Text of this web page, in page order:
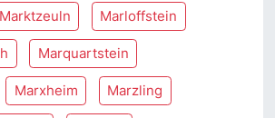
Marktzeuln Marloffstein
Marquartstein
Marxheim Marzling